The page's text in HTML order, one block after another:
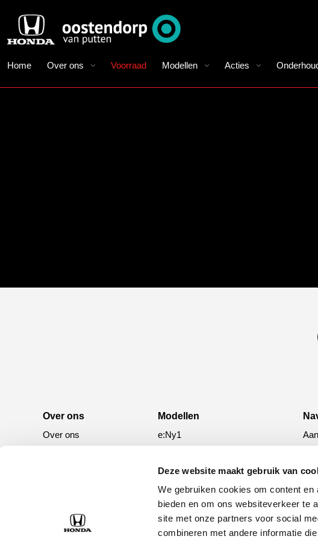
Deze website maakt gebruik van
We gebruiken cookies om content
bieden en om ons websiteverkeer te
site met onze partners voor social
combineren met andere informatie
Home Over ons Voorraad Modellen Acties
Over ons
Over ons
Modellen
e:Ny1
CR-V e:HEV &
e:PHEV
HR-V e:HEV
Civic e:HEV
Jazz e:HEV